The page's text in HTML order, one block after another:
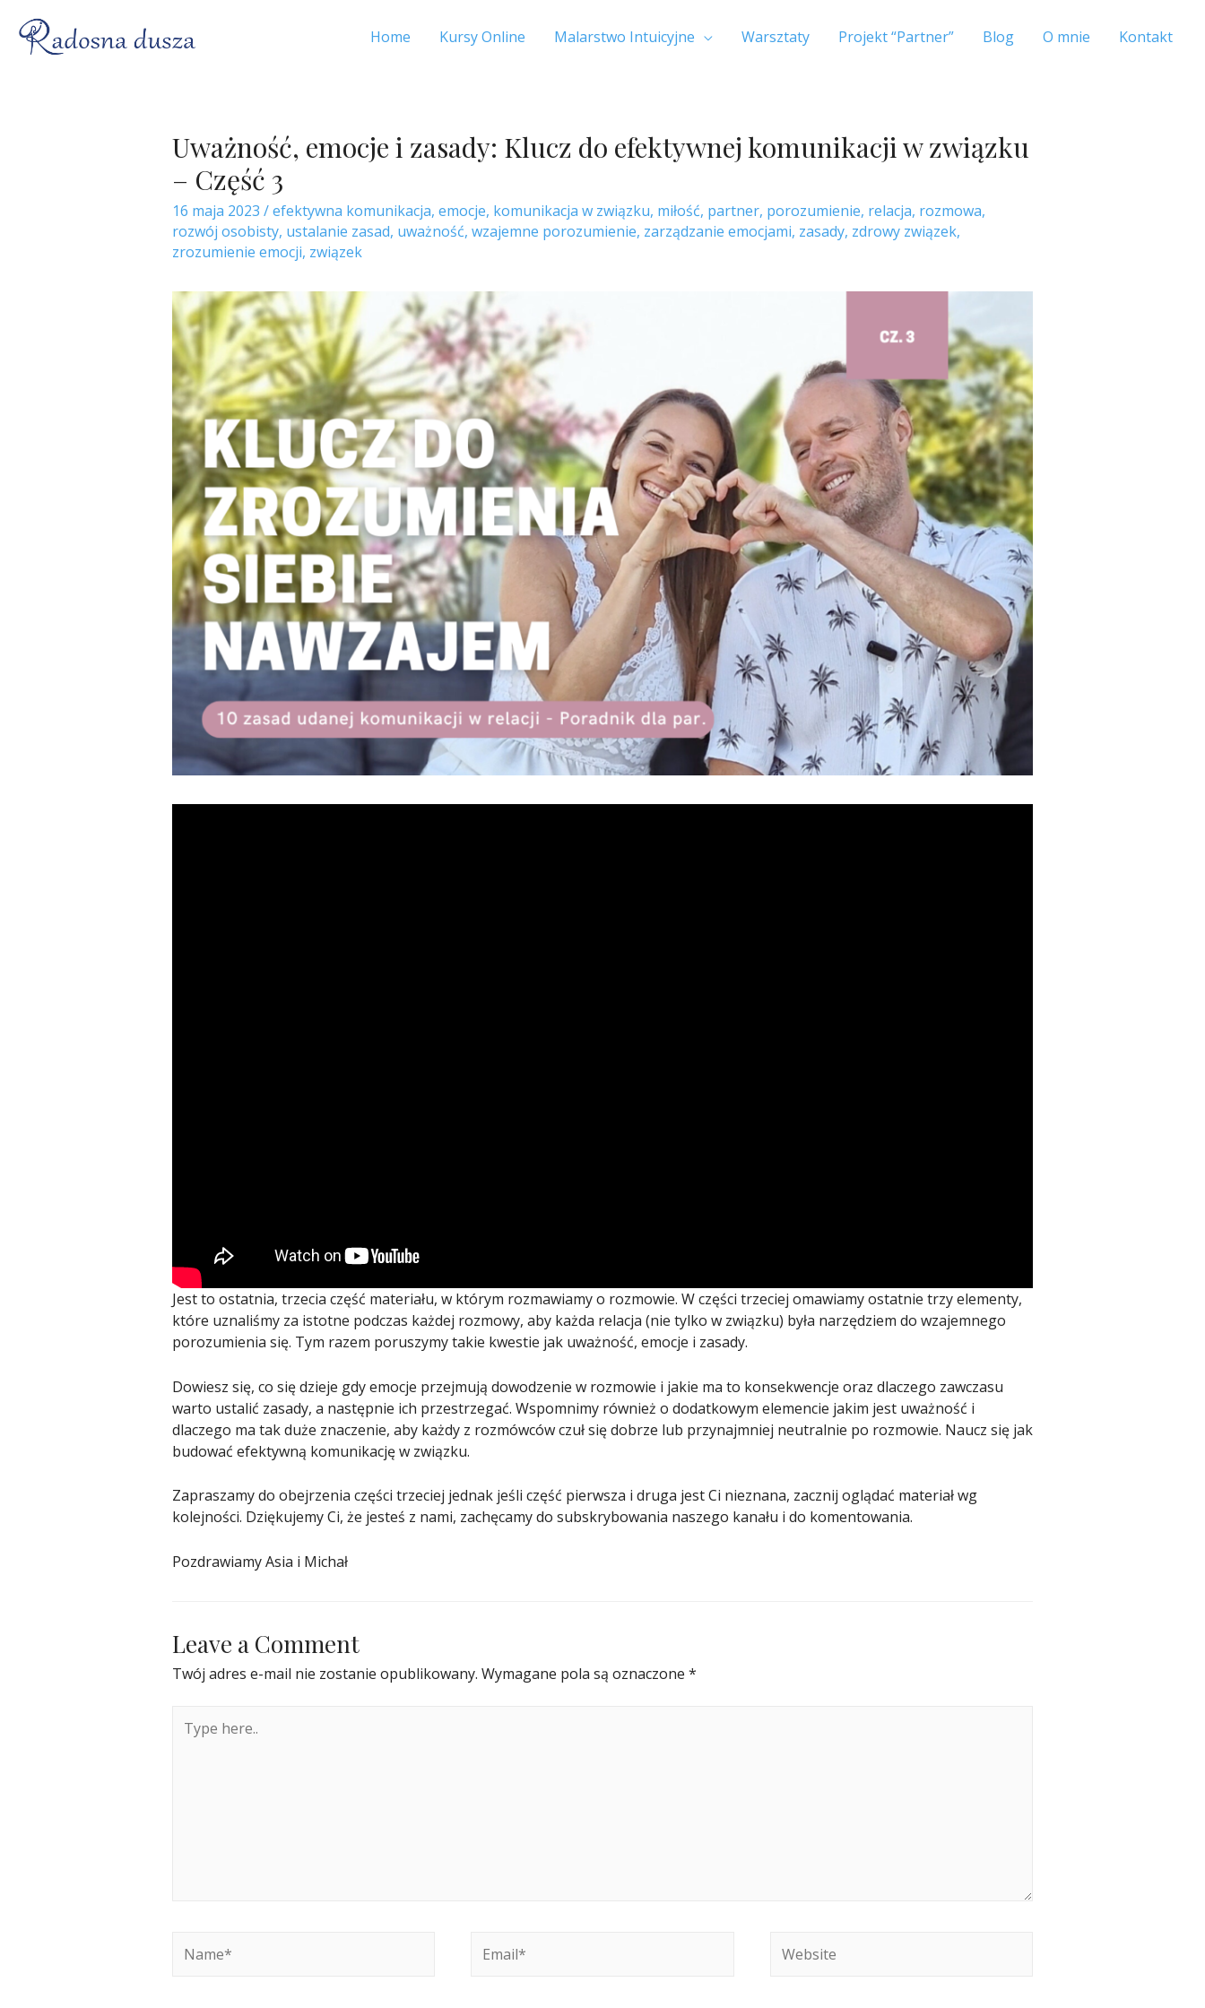
Home Kursy Online Malarstwo Intuicyjne Warsztaty Projekt “Partner” Blog O mnie Kontakt
Uważność, emocje i zasady: Klucz do efektywnej komunikacji w związku
– Część 3
16 maja 2023 /efektywna komunikacja, emocje, komunikacja w związku, miłość, partner, porozumienie, relacja, rozmowa,
rozwój osobisty, ustalanie zasad, uważność, wzajemne porozumienie, zarządzanie emocjami, zasady, zdrowy związek,
zrozumienie emocji, związek
Jest to ostatnia, trzecia część materiału, w którym rozmawiamy o rozmowie. W części trzeciej omawiamy ostatnie trzy elementy,
które uznaliśmy za istotne podczas każdej rozmowy, aby każda relacja (nie tylko w związku) była narzędziem do wzajemnego
porozumienia się. Tym razem poruszymy takie kwestie jak uważność, emocje i zasady.
Dowiesz się, co się dzieje gdy emocje przejmują dowodzenie w rozmowie i jakie ma to konsekwencje oraz dlaczego zawczasu
warto ustalić zasady, a następnie ich przestrzegać. Wspomnimy również o dodatkowym elemencie jakim jest uważność i
dlaczego ma tak duże znaczenie, aby każdy z rozmówców czuł się dobrze lub przynajmniej neutralnie po rozmowie. Naucz się jak
budować efektywną komunikację w związku.
Zapraszamy do obejrzenia części trzeciej jednak jeśli część pierwsza i druga jest Ci nieznana, zacznij oglądać materiał wg
kolejności. Dziękujemy Ci, że jesteś z nami, zachęcamy do subskrybowania naszego kanału i do komentowania.
Pozdrawiamy Asia i Michał
Leave a Comment
Twój adres e-mail nie zostanie opublikowany. Wymagane pola są oznaczone *